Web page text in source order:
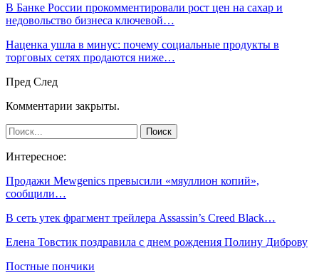
В Банке России прокомментировали рост цен на сахар и
недовольство бизнеса ключевой…
Наценка ушла в минус: почему социальные продукты в
торговых сетях продаются ниже…
Пред След
Комментарии закрыты.
Интересное:
Продажи Mewgenics превысили «мяуллион копий»,
сообщили…
В сеть утек фрагмент трейлера Assassin’s Creed Black…
Елена Товстик поздравила с днем рождения Полину Диброву
Постные пончики